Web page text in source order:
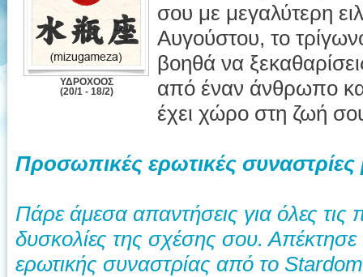
ΥΔΡΟΧΟΟΣ
(20/1 - 18/2)
σου με μεγαλύτερη
Αυγούστου, το
βοηθά να
από έναν άνθρωπο
έχει χώρο στη ζωή
Προσωπικές ερωτικές
Πάρε άμεσα απαντήσεις για όλες τις
δυσκολίες της σχέσης σου.
ερωτικής συναστρίας από το